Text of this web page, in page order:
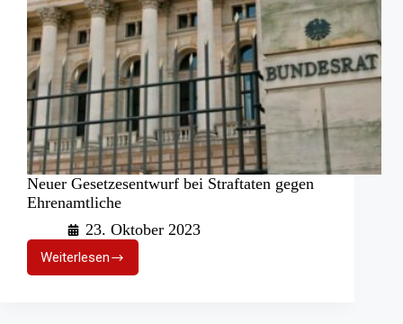
Neuer Gesetzesentwurf bei Straftaten gegen
Ehrenamtliche
23. Oktober 2023
Weiterlesen
Neuer
Gesetzesentwurf